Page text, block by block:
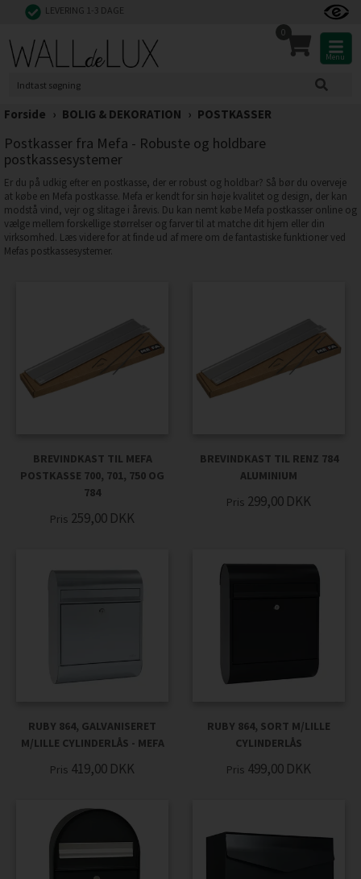
LEVERING 1-3 DAGE
0
Menu
Forside › BOLIG & DEKORATION › POSTKASSER
Postkasser fra Mefa - Robuste og holdbare
postkassesystemer
Er du på udkig efter en postkasse, der er robust og holdbar? Så bør du overveje
at købe en Mefa postkasse. Mefa er kendt for sin høje kvalitet og design, der kan
modstå vind, vejr og slitage i årevis. Du kan nemt købe Mefa postkasser online og
vælge mellem forskellige størrelser og farver til at matche dit hjem eller din
virksomhed. Læs videre for at finde ud af mere om de fantastiske funktioner ved
Mefas postkassesystemer.
BREVINDKAST TIL MEFA
POSTKASSE 700, 701, 750 OG
784
Pris 259,00 DKK
BREVINDKAST TIL RENZ 784
ALUMINIUM
Pris 299,00 DKK
RUBY 864, GALVANISERET
M/LILLE CYLINDERLÅS - MEFA
Pris 419,00 DKK
RUBY 864, SORT M/LILLE
CYLINDERLÅS
Pris 499,00 DKK